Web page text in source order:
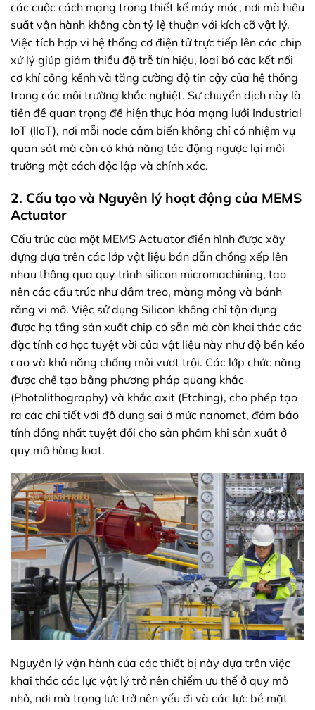
các cuộc cách mạng trong thiết kế máy móc, nơi mà hiệu
suất vận hành không còn tỷ lệ thuận với kích cỡ vật lý.
Việc tích hợp vi hệ thống cơ điện tử trực tiếp lên các chip
xử lý giúp giảm thiểu độ trễ tín hiệu, loại bỏ các kết nối
cơ khí cồng kềnh và tăng cường độ tin cậy của hệ thống
trong các môi trường khắc nghiệt. Sự chuyển dịch này là
tiền đề quan trọng để hiện thực hóa mạng lưới Industrial
IoT (IIoT), nơi mỗi node cảm biến không chỉ có nhiệm vụ
quan sát mà còn có khả năng tác động ngược lại môi
trường một cách độc lập và chính xác.
2. Cấu tạo và Nguyên lý hoạt động của MEMS
Actuator
Cấu trúc của một MEMS Actuator điển hình được xây
dựng dựa trên các lớp vật liệu bán dẫn chồng xếp lên
nhau thông qua quy trình silicon micromachining, tạo
nên các cấu trúc như dầm treo, màng mỏng và bánh
răng vi mô. Việc sử dụng Silicon không chỉ tận dụng
được hạ tầng sản xuất chip có sẵn mà còn khai thác các
đặc tính cơ học tuyệt vời của vật liệu này như độ bền kéo
cao và khả năng chống mỏi vượt trội. Các lớp chức năng
được chế tạo bằng phương pháp quang khắc
(Photolithography) và khắc axit (Etching), cho phép tạo
ra các chi tiết với độ dung sai ở mức nanomet, đảm bảo
tính đồng nhất tuyệt đối cho sản phẩm khi sản xuất ở
quy mô hàng loạt.
Nguyên lý vận hành của các thiết bị này dựa trên việc
khai thác các lực vật lý trở nên chiếm ưu thế ở quy mô
nhỏ, nơi mà trọng lực trở nên yếu đi và các lực bề mặt